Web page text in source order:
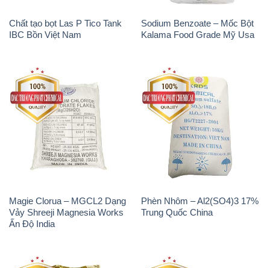
Chất tạo bọt Las P Tico Tank
IBC Bồn Việt Nam
Sodium Benzoate – Mốc Bột
Kalama Food Grade Mỹ Usa
Magie Clorua – MGCL2 Dạng
Vảy Shreeji Magnesia Works
Ấn Độ India
Phèn Nhôm – Al2(SO4)3 17%
Trung Quốc China